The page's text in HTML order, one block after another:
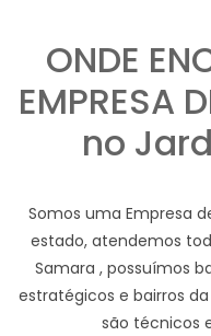
ONDE
EMPRESA
no
Somos uma Empresa
estado, atendemos
Samara , possuímos
estratégicos e bairros
são técnicos